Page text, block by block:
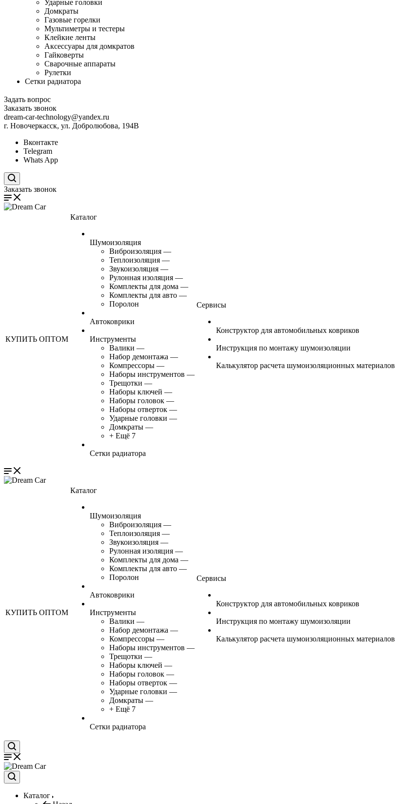
Ударные головки
Домкраты
Газовые горелки
Мультиметры и тестеры
Клейкие ленты
Аксессуары для домкратов
Гайковерты
Сварочные аппараты
Рулетки
Сетки радиатора
Задать вопрос
Заказать звонок
dream-car-technology@yandex.ru
г. Новочеркасск, ул. Добролюбова, 194В
Вконтакте
Telegram
Whats App
Заказать звонок
КУПИТЬ ОПТОМ
Каталог
Шумоизоляция
Виброизоляция —
Теплоизоляция —
Звукоизоляция —
Рулонная изоляция —
Комплекты для дома —
Комплекты для авто —
Поролон
Автоковрики
Инструменты
Валики —
Набор демонтажа —
Компрессоры —
Наборы инструментов —
Трещотки —
Наборы ключей —
Наборы головок —
Наборы отверток —
Ударные головки —
Домкраты —
+ Ещё 7
Сетки радиатора
Сервисы
Конструктор для автомобильных ковриков
Инструкция по монтажу шумоизоляции
Калькулятор расчета шумоизоляционных материалов
КУПИТЬ ОПТОМ
Каталог
Шумоизоляция
Виброизоляция —
Теплоизоляция —
Звукоизоляция —
Рулонная изоляция —
Комплекты для дома —
Комплекты для авто —
Поролон
Автоковрики
Инструменты
Валики —
Набор демонтажа —
Компрессоры —
Наборы инструментов —
Трещотки —
Наборы ключей —
Наборы головок —
Наборы отверток —
Ударные головки —
Домкраты —
+ Ещё 7
Сетки радиатора
Сервисы
Конструктор для автомобильных ковриков
Инструкция по монтажу шумоизоляции
Калькулятор расчета шумоизоляционных материалов
Каталог